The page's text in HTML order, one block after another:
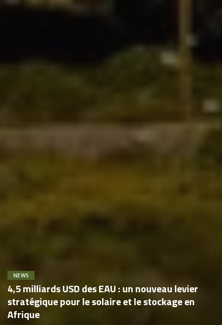
NEWS
4,5 milliards USD des EAU : un nouveau levier
stratégique pour le solaire et le stockage en
Afrique